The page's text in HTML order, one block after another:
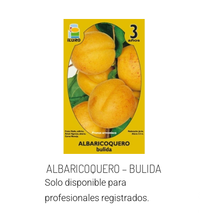
ALBARICOQUERO – BULIDA
Solo disponible para
profesionales registrados.